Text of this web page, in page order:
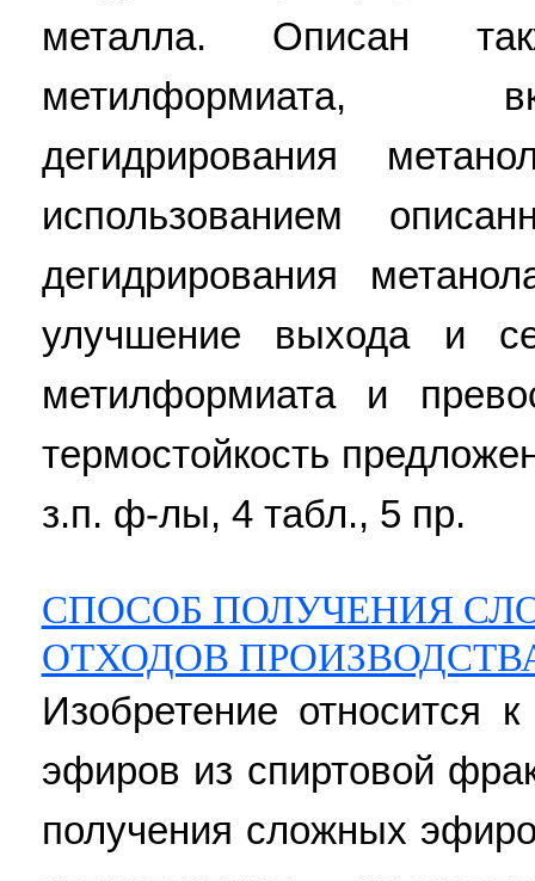
металла. Описан
метилформиата,
дегидрирования
использованием
дегидрирования
улучшение выхода и
метилформиата и
термостойкость
з.п. ф-лы, 4 табл., 5 пр.
СПОСОБ ПОЛУЧЕНИЯ
ОТХОДОВ
Изобретение относится
эфиров из спиртовой
получения сложных